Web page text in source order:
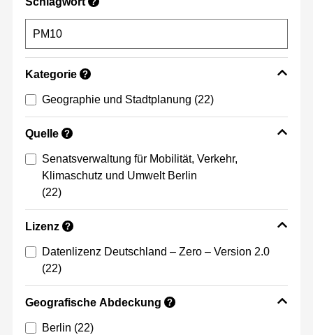
Kategorie ?
Geographie und Stadtplanung (22)
Quelle ?
Senatsverwaltung für Mobilität, Verkehr,
Klimaschutz und Umwelt Berlin
(22)
Lizenz ?
Datenlizenz Deutschland – Zero – Version 2.0
(22)
Geografische Abdeckung ?
Berlin (22)